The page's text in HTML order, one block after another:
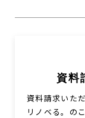
資料
資料請求いた
リノベる。の